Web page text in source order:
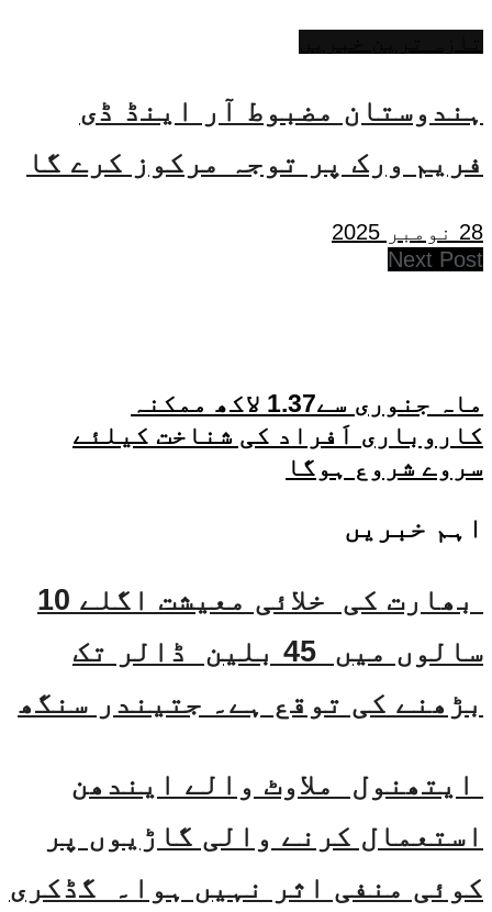
ہندوستان مضبوط آر اینڈ ڈی
فریم ورک پر توجہ مرکوز کرے گا
28 نومبر 2025
Next Post
ماہ جنوری سے1.37 لاکھ ممکنہ
کاروباری اَفراد کی شناخت کیلئے
سروے شروع ہوگا
اہم خبریں
بھارت کی خلائی معیشت اگلے 10
سالوں میں 45 بلین ڈالر تک
بڑھنے کی توقع ہے۔ جتیندر سنگھ
ایتھنول ملاوٹ والے ایندھن
استعمال کرنے والی گاڑیوں پر
کوئی منفی اثر نہیں ہوا۔ گڈکری